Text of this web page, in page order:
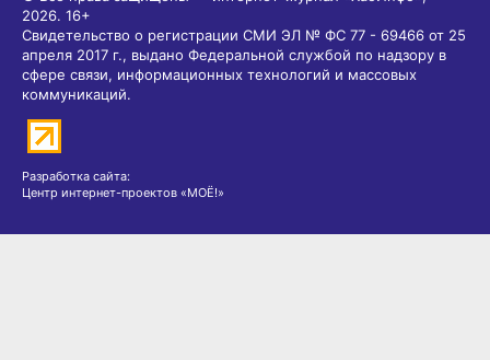
2026. 16+
Свидетельство о регистрации СМИ ЭЛ № ФС 77 - 69466 от 25
апреля 2017 г., выдано Федеральной службой по надзору в
сфере связи, информационных технологий и массовых
коммуникаций.
Разработка сайта:
Центр интернет-проектов «МОЁ!»